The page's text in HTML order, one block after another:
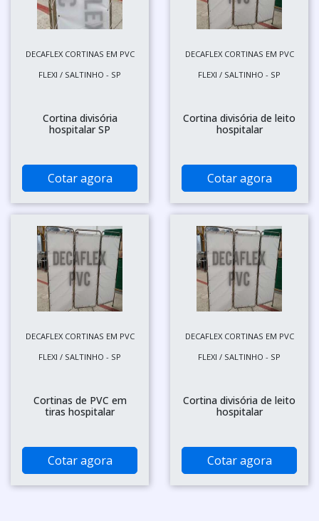
DECAFLEX CORTINAS EM PVC
FLEXI / SALTINHO - SP
Cortina divisória
hospitalar SP
Cotar agora
DECAFLEX CORTINAS EM PVC
FLEXI / SALTINHO - SP
Cortina divisória de leito
hospitalar
Cotar agora
DECAFLEX CORTINAS EM PVC
FLEXI / SALTINHO - SP
Cortinas de PVC em
tiras hospitalar
Cotar agora
DECAFLEX CORTINAS EM PVC
FLEXI / SALTINHO - SP
Cortina divisória de leito
hospitalar
Cotar agora